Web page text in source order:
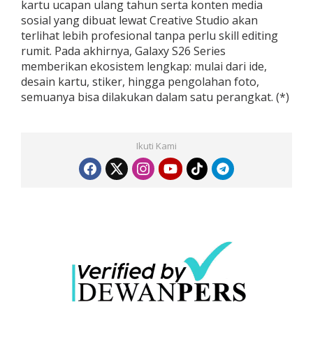
kartu ucapan ulang tahun serta konten media
sosial yang dibuat lewat Creative Studio akan
terlihat lebih profesional tanpa perlu skill editing
rumit. Pada akhirnya, Galaxy S26 Series
memberikan ekosistem lengkap: mulai dari ide,
desain kartu, stiker, hingga pengolahan foto,
semuanya bisa dilakukan dalam satu perangkat. (*)
Ikuti Kami